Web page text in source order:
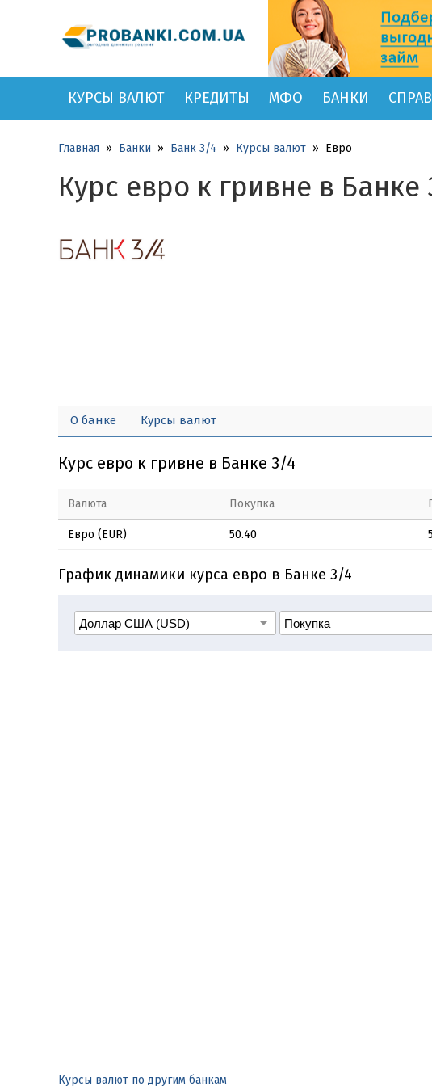
КУРСЫ ВАЛЮТ КРЕДИТЫ МФО БАНКИ
Главная » Банки » Банк 3/4 » Курсы валют » Евро
Курс евро к гривне в Банке
О банке Курсы валют
Курс евро к гривне в Банке 3/4
Валюта Покупка
Евро (EUR) 50.40
График динамики курса евро в Банке 3/4
Курсы валют по другим банкам